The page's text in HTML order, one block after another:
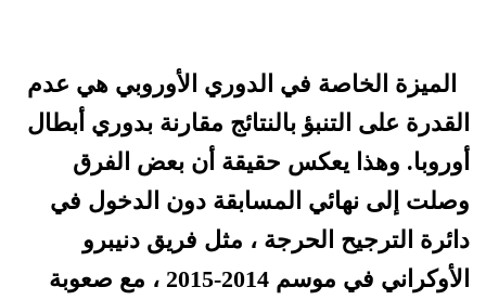
الميزة الخاصة في الدوري الأوروبي هي عدم
القدرة على التنبؤ بالنتائج مقارنة بدوري أبطال
أوروبا. وهذا يعكس حقيقة أن بعض الفرق
وصلت إلى نهائي المسابقة دون الدخول في
دائرة الترجيح الحرجة ، مثل فريق دنيبرو
الأوكراني في موسم 2014-2015 ، مع صعوبة